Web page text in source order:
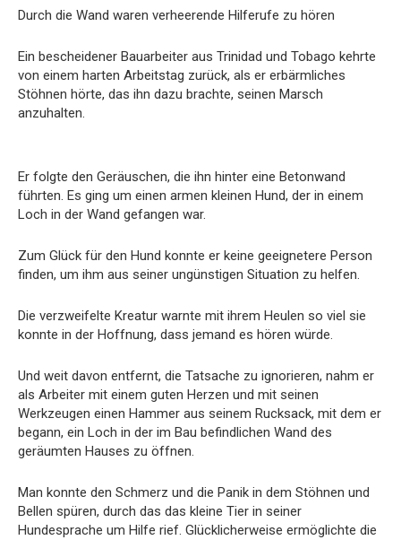
Durch die Wand waren verheerende Hilferufe zu hören
Ein bescheidener Bauarbeiter aus Trinidad und Tobago kehrte
von einem harten Arbeitstag zurück, als er erbärmliches
Stöhnen hörte, das ihn dazu brachte, seinen Marsch
anzuhalten.
Er folgte den Geräuschen, die ihn hinter eine Betonwand
führten. Es ging um einen armen kleinen Hund, der in einem
Loch in der Wand gefangen war.
Zum Glück für den Hund konnte er keine geeignetere Person
finden, um ihm aus seiner ungünstigen Situation zu helfen.
Die verzweifelte Kreatur warnte mit ihrem Heulen so viel sie
konnte in der Hoffnung, dass jemand es hören würde.
Und weit davon entfernt, die Tatsache zu ignorieren, nahm er
als Arbeiter mit einem guten Herzen und mit seinen
Werkzeugen einen Hammer aus seinem Rucksack, mit dem er
begann, ein Loch in der im Bau befindlichen Wand des
geräumten Hauses zu öffnen.
Man konnte den Schmerz und die Panik in dem Stöhnen und
Bellen spüren, durch das das kleine Tier in seiner
Hundesprache um Hilfe rief. Glücklicherweise ermöglichte die